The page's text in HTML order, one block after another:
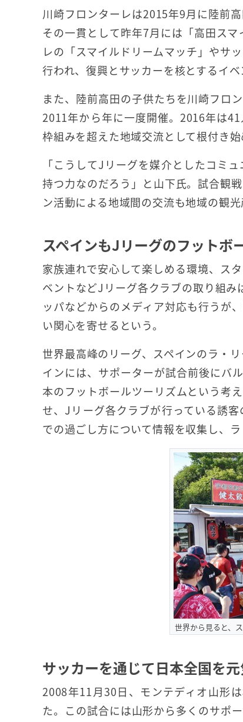
川崎フロンターレは2015年9月に陸前
その一貫として昨年7月には「高田ス
レの「スマイルドリームマッチ」やサ
行われ、復興とサッカーを核とするイベ
また、陸前高田の子供たちを川崎フロ
2011年から年に一度開催。2016年は
枠組みを超えた地域交流として根付き始
「こうしてJリーグを媒介としたコミ
持つ力なのだろう」と山下氏。試合観
ン活動による地域間の交流も地域の観
スペインもJリーグのフットボ
家族連れで安心して楽しめる環境、ス
ベントなどJリーグ各クラブの取り組
ッパなどからのメディア対応も行うが
い関心を寄せるという。
世界最高峰のリーグ、スペインのラ・
インには、サポーターが試合前後にバ
本のフットボールツーリズムという考
せ、Jリーグ各クラブが行っている誘
での過ごし方について情報を収集し、
世界から見ると、
サッカーを通じて日本全国を
2008年11月30日、モンテディオ山形
た。この試合には山形から多くのサポ